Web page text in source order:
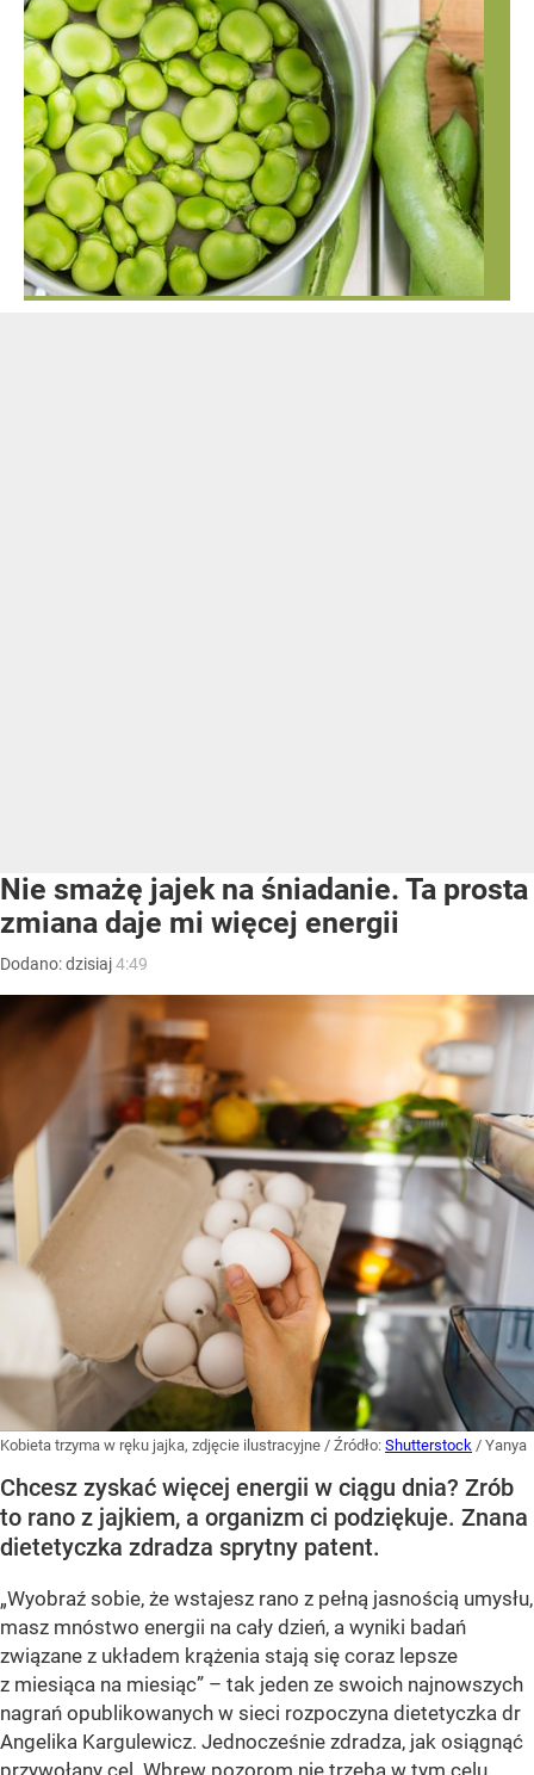
Nie smażę jajek na śniadanie. Ta prosta
zmiana daje mi więcej energii
Dodano:dzisiaj4:49
Kobieta trzyma w ręku jajka, zdjęcie ilustracyjne / Źródło: Shutterstock / Yanya
Chcesz zyskać więcej energii w ciągu dnia? Zrób
to rano z jajkiem, a organizm ci podziękuje. Znana
dietetyczka zdradza sprytny patent.
„Wyobraź sobie, że wstajesz rano z pełną jasnością umysłu,
masz mnóstwo energii na cały dzień, a wyniki badań
związane z układem krążenia stają się coraz lepsze
z miesiąca na miesiąc” – tak jeden ze swoich najnowszych
nagrań opublikowanych w sieci rozpoczyna dietetyczka dr
Angelika Kargulewicz. Jednocześnie zdradza, jak osiągnąć
przywołany cel. Wbrew pozorom nie trzeba w tym celu